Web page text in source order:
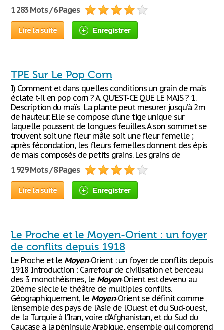
1 283 Mots / 6 Pages
Lire la suite Enregistrer
TPE Sur Le Pop Corn
I) Comment et dans quelles conditions un grain de maïs
éclate t-il en pop corn ? A. QU’EST-CE QUE LE MAIS ? 1.
Description du maïs La plante peut mesurer jusqu’à 2m
de hauteur. Elle se compose d’une tige unique sur
laquelle poussent de longues feuilles. A son sommet se
trouvent soit une fleur mâle soit une fleur femelle ;
après fécondation, les fleurs femelles donnent des épis
de maïs composés de petits grains. Les grains de
1 929 Mots / 8 Pages
Lire la suite Enregistrer
Le Proche et le Moyen-Orient : un foyer
de conflits depuis 1918
Le Proche et le Moyen-Orient : un foyer de conflits depuis
1918 Introduction : Carrefour de civilisation et berceau
des 3 monothéismes, le Moyen-Orient est devenu au
20ème siècle le théâtre de multiples conflits.
Géographiquement, le Moyen-Orient se définit comme
l’ensemble des pays de l’Asie de l’Ouest et du Sud-ouest,
de la Turquie à l’Iran, voire d’Afghanistan, et du Sud du
Caucase à la péninsule Arabique, ensemble qui comprend